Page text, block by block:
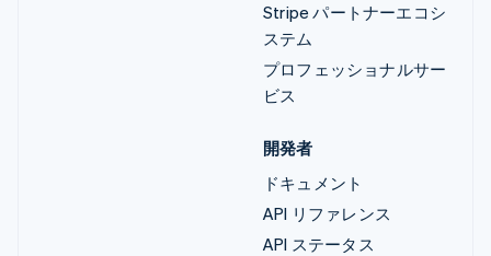
Stripe パートナーエコシ
ステム
プロフェッショナルサー
ビス
開発者
ドキュメント
API リファレンス
API ステータス